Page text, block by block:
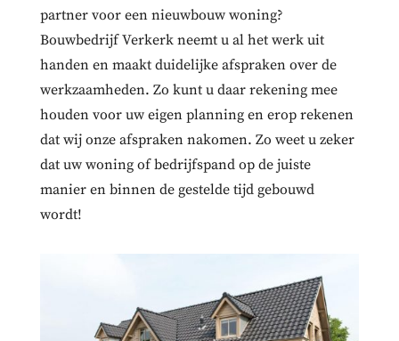
partner voor een nieuwbouw woning?
Bouwbedrijf Verkerk neemt u al het werk uit
handen en maakt duidelijke afspraken over de
werkzaamheden. Zo kunt u daar rekening mee
houden voor uw eigen planning en erop rekenen
dat wij onze afspraken nakomen. Zo weet u zeker
dat uw woning of bedrijfspand op de juiste
manier en binnen de gestelde tijd gebouwd
wordt!